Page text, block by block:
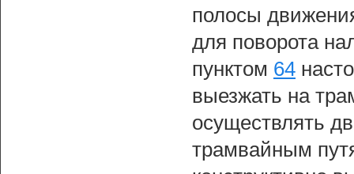
полосы
для поворота
пунктом 64
выезжать на
осуществлять
трамвайным